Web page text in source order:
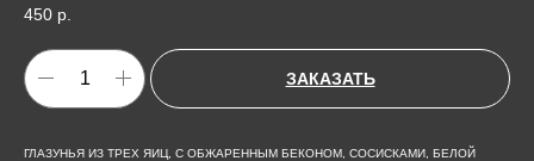
450 р.
ЗАКАЗАТЬ
ГЛАЗУНЬЯ ИЗ ТРЕХ ЯИЦ, С ОБЖАРЕННЫМ БЕКОНОМ, СОСИСКАМИ, БЕЛОЙ